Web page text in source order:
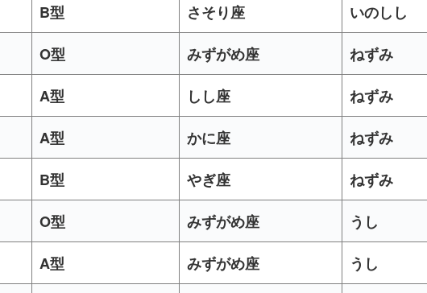
B型 さそり座
いのしし
O型 みずがめ座
ねずみ
A型 しし座
ねずみ
A型 かに座
ねずみ
B型 やぎ座
ねずみ
O型 みずがめ座
うし
A型 みずがめ座
うし